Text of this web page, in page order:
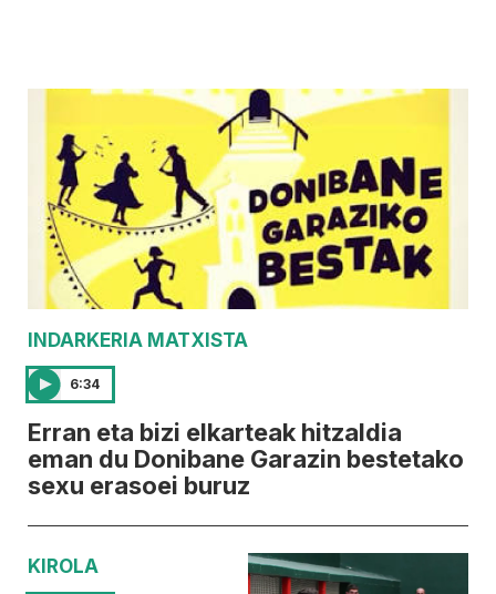
INDARKERIA MATXISTA
6:34
Erran eta bizi elkarteak hitzaldia
eman du Donibane Garazin bestetako
sexu erasoei buruz
KIROLA